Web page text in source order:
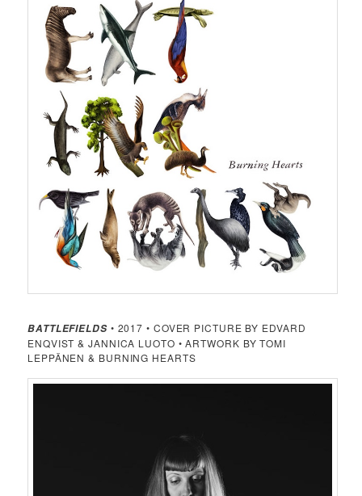
BATTLEFIELDS• 2017 • COVER PICTURE BY EDVARD
ENQVIST & JANNICA LUOTO • ARTWORK BY TOMI
LEPPÄNEN & BURNING HEARTS